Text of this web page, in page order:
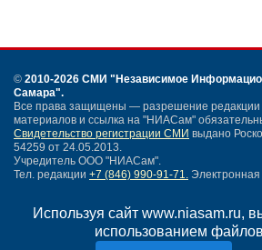
Используя сайт www.niasam.ru,
использованием
© 2010-2026 СМИ "Независимое
Самара".
Все права защищены — разрешение редакции
материалов и ссылка на "НИАСам"
Свидетельство регистрации СМИ выдано
54259 от 24.05.2013.
Учредитель ООО "НИАСам".
Тел. редакции +7 (846) 990-91-71. Электронная
Карта сайта
Нашли ошибку?